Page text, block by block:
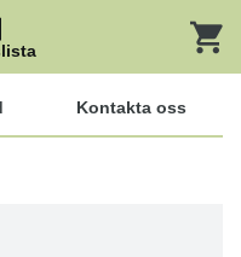
Kontakta oss